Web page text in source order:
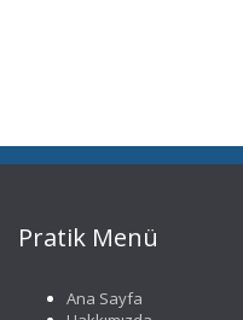
Pratik Menü
Ana Sayfa